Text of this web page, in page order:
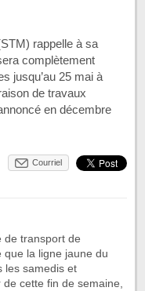
rappelle à sa
complètement
jusqu’au 25 mai à
de travaux
en décembre
Courriel
de transport de
que la ligne jaune du
les samedis et
de cette fin de semaine,